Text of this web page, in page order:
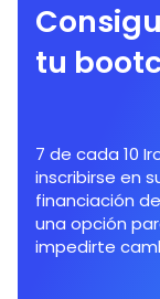
tu
7 de cada 10
inscribirse en
financiación
una opción
impedirte